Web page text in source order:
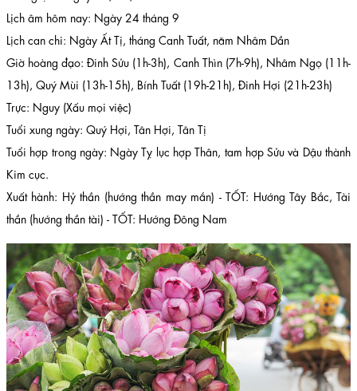
Lịch âm hôm nay: Ngày 24 tháng 9
Lịch can chi: Ngày Ất Tị, tháng Canh Tuất, năm Nhâm Dần
Giờ hoàng đạo: Đinh Sửu (1h-3h), Canh Thìn (7h-9h), Nhâm Ngọ (11h-
13h), Quý Mùi (13h-15h), Bính Tuất (19h-21h), Đinh Hợi (21h-23h)
Trực: Nguy (Xấu mọi việc)
Tuổi xung ngày: Quý Hợi, Tân Hợi, Tân Tị
Tuổi hợp trong ngày: Ngày Tỵ lục hợp Thân, tam hợp Sửu và Dậu thành
Kim cục.
Xuất hành: Hỷ thần (hướng thần may mắn) - TỐT: Hướng Tây Bắc, Tài
thần (hướng thần tài) - TỐT: Hướng Đông Nam